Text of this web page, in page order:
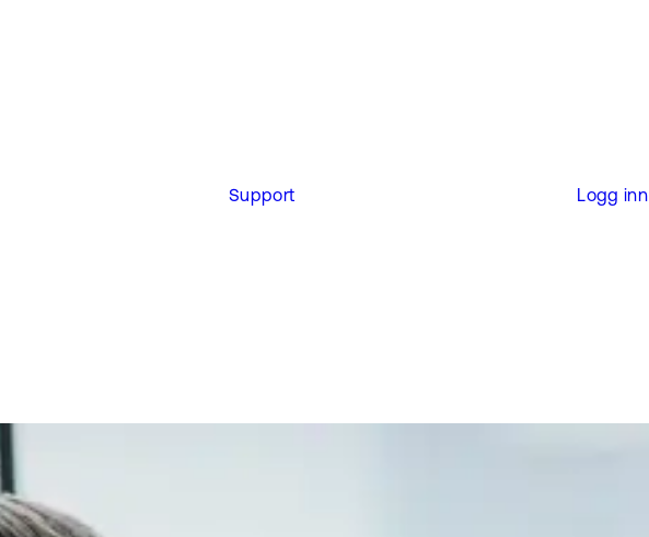
Support Logg inn